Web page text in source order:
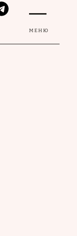
МЕНЮ